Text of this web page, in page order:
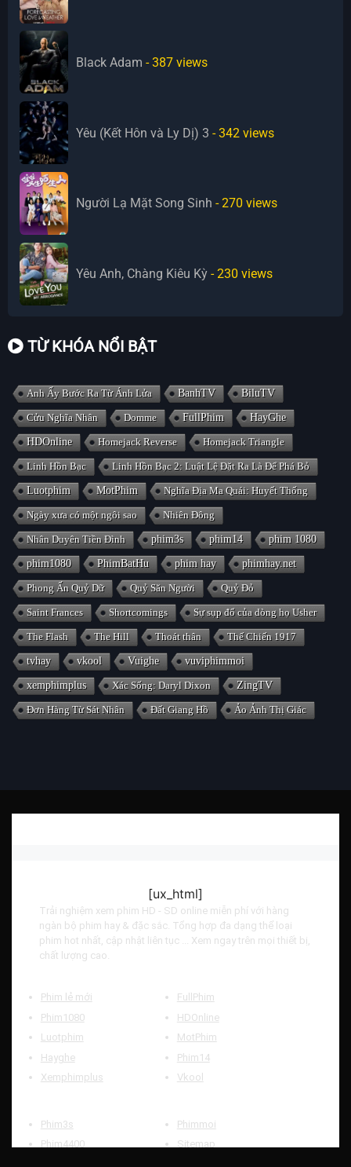
Black Adam - 387 views
Yêu (Kết Hôn và Ly Dị) 3 - 342 views
Người Lạ Mặt Song Sinh - 270 views
Yêu Anh, Chàng Kiêu Kỳ - 230 views
TỪ KHÓA NỔI BẬT
Anh Ấy Bước Ra Từ Ánh Lửa BanhTV BiluTV
Cửu Nghĩa Nhân Domme FullPhim HayGhe
HDOnline Homejack Reverse Homejack Triangle
Linh Hồn Bạc Linh Hồn Bạc 2: Luật Lệ Đặt Ra Là Để Phá Bỏ
Luotphim MotPhim Nghĩa Địa Ma Quái: Huyết Thống
Ngày xưa có một ngôi sao Nhiên Đông
Nhân Duyên Tiền Đình phim3s phim14 phim 1080
phim1080 PhimBatHu phim hay phimhay.net
Phong Ấn Quỷ Dữ Quỷ Săn Người Quỷ Đỏ
Saint Frances Shortcomings Sự sụp đổ của dòng họ Usher
The Flash The Hill Thoát thân Thế Chiến 1917
tvhay vkool Vuighe vuviphimmoi
xemphimplus Xác Sống: Daryl Dixon ZingTV
Đơn Hàng Từ Sát Nhân Đất Giang Hồ Ảo Ảnh Thị Giác